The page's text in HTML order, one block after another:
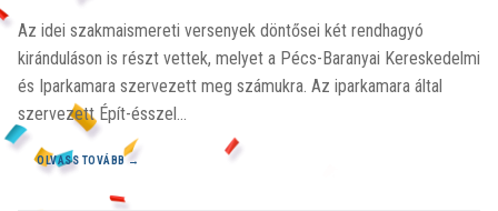
Az idei szakmaismereti versenyek döntősei két rendhagyó
kiránduláson is részt vettek, melyet a Pécs-Baranyai Kereskedelmi
és Iparkamara szervezett meg számukra. Az iparkamara által
szervezett Épít-ésszel…
OLVASS TOVÁBB →